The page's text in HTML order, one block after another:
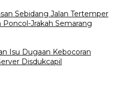
Sebidang Jalan Tertemper
Poncol-Jrakah Semarang
Isu Dugaan Kebocoran
Disdukcapil